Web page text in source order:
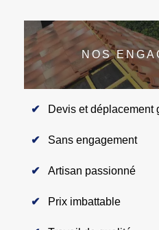
NOS
Devis et déplacement
Sans engagement
Artisan passionné
Prix imbattable